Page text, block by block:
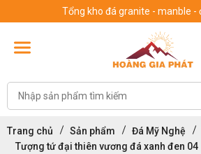
Tổng kho đá granite - manble -
Trang chủ Sản phẩm Đá Mỹ Nghệ
Tượng tứ đại thiên vương đá xanh đen 04